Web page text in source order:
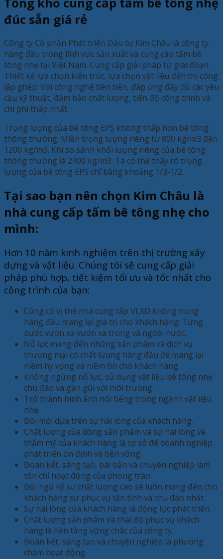
đúc sẵn giá rẻ
Công ty Cổ phần Phát triển Đầu tư Kim Châu là công ty
hàng đầu trong lĩnh vực sản xuất và cung cấp tấm bê
tông nhẹ tại Việt Nam. Cung cấp giải pháp từ giai đoạn
Thiết kế lựa chọn kiến trúc, lựa chọn vật liệu đến thi công
lắp ghép. Với công nghệ tiên tiến, đáp ứng đầy đủ các yêu
cầu kỹ thuật, đảm bảo chất lượng, tiến độ công trình và
chi phí thấp nhất.
Trọng lượng của bê tông EPS không thấp hơn bê tông
thông thường. Miễn trọng lượng riêng từ 800 kg/m3 đến
1200 kg/m3. Khi so sánh khối lượng riêng của bê tông
thông thường là 2400 kg/m3. Ta có thể thấy rõ trọng
lượng của bê tông EPS chỉ bằng khoảng 1/3-1/2.
Tại sao bạn nên chọn Kim Châu là
nhà cung cấp tấm bê tông nhẹ cho
mình:
Hơn 10 năm kinh nghiệm trên thị trường xây
dựng và vật liệu. Chúng tôi sẽ cung cấp giải
pháp phù hợp, tiết kiệm tối ưu và tốt nhất cho
công trình của bạn:
Củng cố vị thế nhà cung cấp VLXD không nung
hàng đầu mang lại giá trị cho khách hàng. Từng
bước vươn xa vươn xa trong và ngoài nước.
Nỗ lực mang đến những sản phẩm và dịch vụ
thương mại có chất lượng hàng đầu để mang lại
niềm hy vọng và niềm tin cho khách hàng.
Không ngừng nỗ lực, sử dụng vật liệu bê tông nhẹ
chu đáo và gần gũi với môi trường.
Trở thành hình ảnh nổi tiếng trong ngành vật liệu
nhẹ.
Đổi mới dựa trên sự hài lòng của khách hàng.
Chất lượng của dòng sản phẩm và sự hài lòng về
thẩm mỹ của khách hàng là cơ sở để doanh nghiệp
phát triển ổn định và bền vững.
Đoàn kết, sáng tạo, bài bản và chuyên nghiệp làm
tôn chỉ hoạt động của phong trào.
Đội ngũ kỹ sư chất lượng cao sẽ luôn mang đến cho
khách hàng sự phục vụ tận tình và chu đáo nhất.
Sự hài lòng của khách hàng là động lực phát triển.
Chất lượng sản phẩm và thái độ phục vụ khách
hàng là nền tảng vững chắc của công ty.
Đoàn kết, sáng tạo và chuyên nghiệp là phương
châm hoạt động.